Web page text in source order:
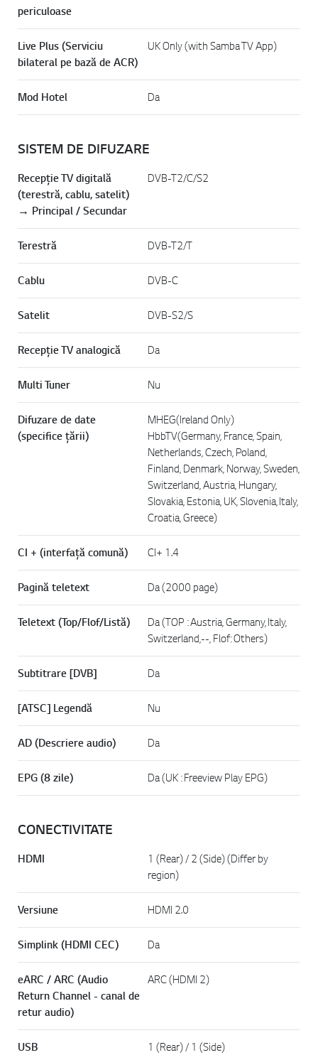
periculoase
Live Plus (Serviciu
bilateral pe bază de ACR)
UK Only (with Samba TV App)
Mod Hotel Da
SISTEM DE DIFUZARE
Recepție TV digitală
(terestră, cablu, satelit)
→ Principal / Secundar
DVB-T2/C/S2
Terestră DVB-T2/T
Cablu DVB-C
Satelit DVB-S2/S
Recepție TV analogică Da
Multi Tuner Nu
Difuzare de date
(specifice țării)
MHEG(Ireland Only)
HbbTV(Germany, France, Spain,
Netherlands, Czech, Poland,
Finland, Denmark, Norway, Sweden,
Switzerland, Austria, Hungary,
Slovakia, Estonia, UK, Slovenia, Italy,
Croatia, Greece)
CI + (interfață comună) CI+ 1.4
Pagină teletext Da (2000 page)
Teletext (Top/Flof/Listă)
Da (TOP : Austria, Germany, Italy,
Switzerland,--, Flof: Others)
Subtitrare [DVB] Da
[ATSC] Legendă Nu
AD (Descriere audio) Da
EPG (8 zile) Da (UK : Freeview Play EPG)
CONECTIVITATE
HDMI
1 (Rear) / 2 (Side) (Differ by
region)
Versiune HDMI 2.0
Simplink (HDMI CEC) Da
eARC / ARC (Audio
Return Channel - canal de
retur audio)
ARC (HDMI 2)
USB 1 (Rear) / 1 (Side)